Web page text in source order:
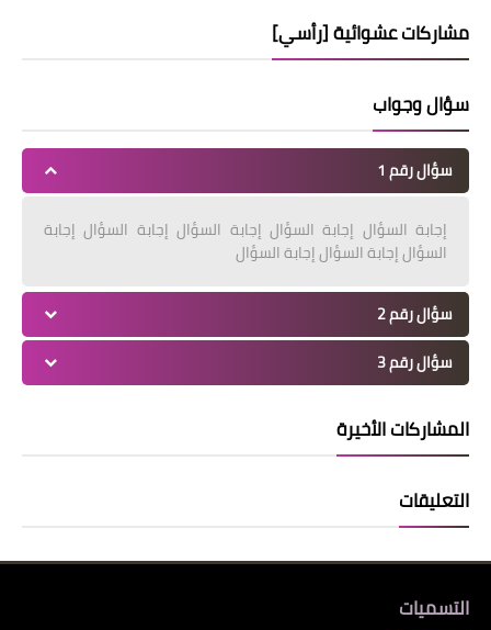
مشاركات عشوائية [رأسي]
سؤال وجواب
سؤال رقم 1
إجابة السؤال إجابة السؤال إجابة السؤال إجابة السؤال إجابة
السؤال إجابة السؤال إجابة السؤال
سؤال رقم 2
سؤال رقم 3
المشاركات الأخيرة
التعليقات
التسميات